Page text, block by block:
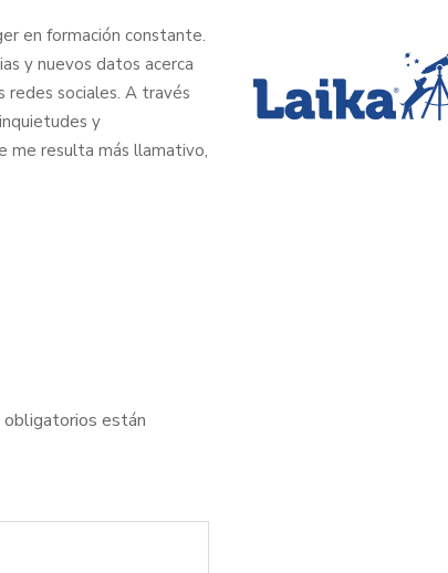
en formación constante.
y nuevos datos acerca
redes sociales. A través
y
me resulta más llamativo,
obligatorios están